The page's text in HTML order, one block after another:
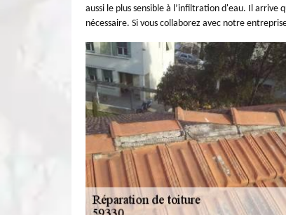
aussi le plus sensible à l’infiltration d'eau. Il arrive
nécessaire. Si vous collaborez avec notre